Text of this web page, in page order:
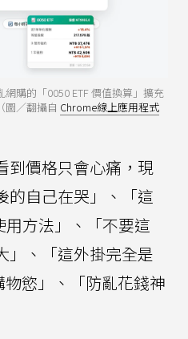
購的「0050 ETF 價值換算」擴充
圖／翻攝自 Chrome線上應用程式
到價格只會心痛，現
的自己在哭」、「這
方法」、「不要這
」、「這外掛完全是
慾」、「防亂花錢神